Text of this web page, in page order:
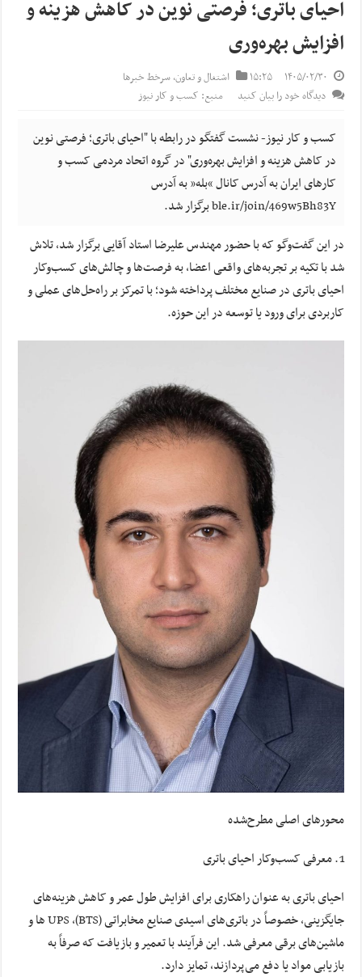
احیای باتری؛ فرصتی نوین در کاهش هزینه و
افزایش بهره‌وری
۱۴۰۵/۰۲/۳۰ ۱۵:۲۵ اشتغال و تعاون,سرخط خبرها
دیدگاه خود را بیان کنید
منبع: کسب و کار نیوز
کسب و کار نیوز- نشست گفتگو در رابطه با "احیای باتری؛ فرصتی نوین
در کاهش هزینه و افزایش بهره‌وری" در گروه اتحاد مردمی کسب و
کارهای ایران به آدرس کانال “بله” به آدرس
ble.ir/join/469w5Bh83Y برگزار شد.
در این گفت‌وگو که با حضور مهندس علیرضا استاد آقایی برگزار شد، تلاش
شد با تکیه بر تجربه‌های واقعی اعضا، به فرصت‌ها و چالش‌های کسب‌وکار
احیای باتری در صنایع مختلف پرداخته شود؛ با تمرکز بر راه‌حل‌های عملی و
کاربردی برای ورود یا توسعه در این حوزه.
محورهای اصلی مطرح‌شده
معرفی کسب‌وکار احیای باتری
احیای باتری به عنوان راهکاری برای افزایش طول عمر و کاهش هزینه‌های
جایگزینی، خصوصاً در باتری‌های اسیدی صنایع مخابراتی (BTS)، UPS ها و
ماشین‌های برقی معرفی شد. این فرآیند با تعمیر و بازیافت که صرفاً به
بازیابی مواد یا دفع می‌پردازند، تمایز دارد.